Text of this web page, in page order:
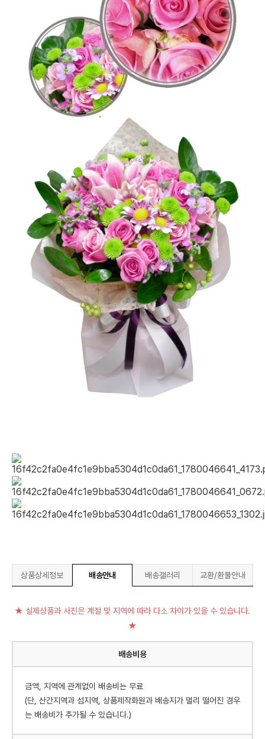
상품상세정보 배송안내 배송갤러리 교환/환불안내
★ 실제상품과 사진은 계절 및 지역에 따라 다소 차이가 있을 수 있습니다.
★
배송비용
금액, 지역에 관계없이 배송비는 무료
(단, 산간지역과 섬지역, 상품제작화원과 배송지가 멀리 떨어진 경우
는 배송비가 추가될 수 있습니다.)